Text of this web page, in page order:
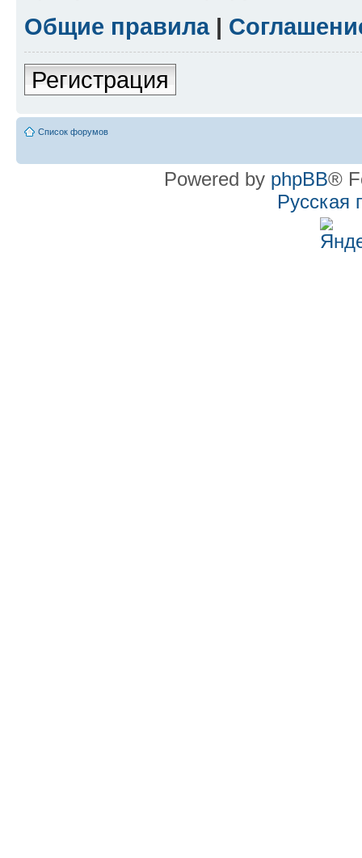
Общие правила|
Регистрация
Список форумов
Powered by phpBB®
Русская